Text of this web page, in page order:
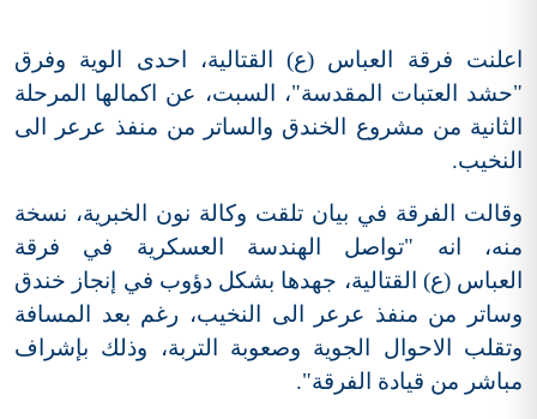
اعلنت فرقة العباس (ع) القتالية، احدى الوية وفرق
"حشد العتبات المقدسة"، السبت، عن اكمالها المرحلة
الثانية من مشروع الخندق والساتر من منفذ عرعر الى
النخيب.
وقالت الفرقة في بيان تلقت وكالة نون الخبرية، نسخة
منه، انه "تواصل الهندسة العسكرية في فرقة
العباس (ع) القتالية، جهدها بشكل دؤوب في إنجاز خندق
وساتر من منفذ عرعر الى النخيب، رغم بعد المسافة
وتقلب الاحوال الجوية وصعوبة التربة، وذلك بإشراف
مباشر من قيادة الفرقة".